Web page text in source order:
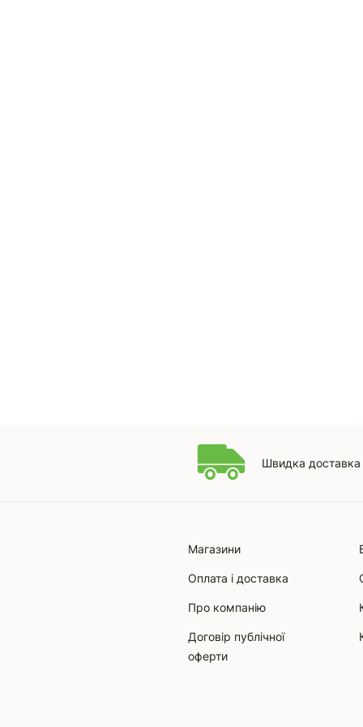
Швидка доставка
Магазини
Оплата і доставка
Про компанію
Договір публічної
оферти